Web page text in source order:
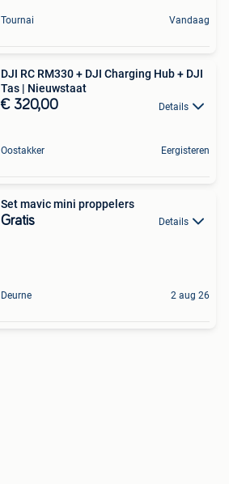
Tournai Vandaag
DJI RC RM330 + DJI Charging Hub + DJI
Tas | Nieuwstaat
€ 320,00 Details
Oostakker Eergisteren
Set mavic mini proppelers
Gratis Details
Deurne 2 aug 26